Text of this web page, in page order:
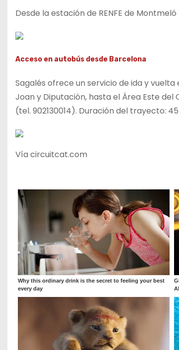
Desde la estación de RENFE de
Acceso en autobús desde Barcelona
Sagalés ofrece un servicio de ida y
Joan y Diputación, hasta el Área Este del
(tel. 902130014). Duración del trayecto:
Vía circuitcat.com